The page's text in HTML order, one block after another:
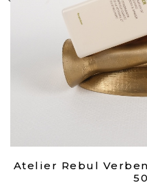
Atelier Rebul